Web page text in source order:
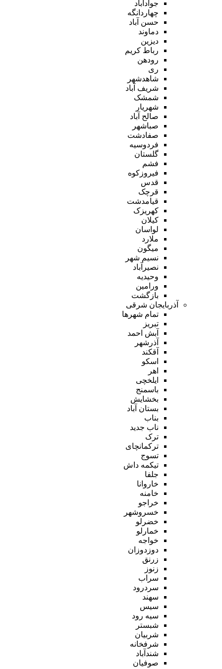
جوادآباد
چهاردانگه
حسن آباد
دماوند
دیزین
رباط کریم
رودهن
ری
شاهدشهر
شریف آباد
شمشک
شهریار
صالح آباد
صباشهر
صفادشت
فردوسیه
گلستان
فشم
فیروزکوه
قدس
قرچک
قیامدشت
کهریزک
کیلان
لواسان
ملارد
میگون
نسیم شهر
نصیرآباد
وحیدیه
ورامین
بازگشت
آذربایجان شرقی
تمام شهر‌ها
تبریز
آبش احمد
آذرشهر
آقکند
اسکو
اهر
ایلخچی
باسمنج
بخشایش
بستان آباد
بناب
ناب جدید
ترک
ترکمانچای
تسوج
تیکمه داش
جلفا
خاروانا
خامنه
خراجو
خسروشهر
خضرلو
خمارلو
خواجه
دوزدوزان
زرنق
زنوز
سراب
سردرود
سهند
سیس
سیه رود
شبستر
شربیان
شرفخانه
شندآباد
صوفیان